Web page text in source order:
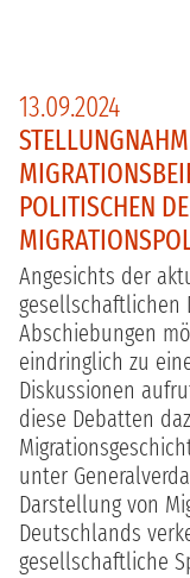
13.09.2024
POLITISCHEN
Angesichts der
gesellschaftlichen
Abschiebungen
eindringlich zu
Diskussionen
diese Debatten
unter
Darstellung von
Deutschlands
gesellschaftliche